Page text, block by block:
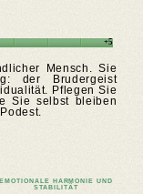
+5
Mensch. Sie
der Brudergeist
Pflegen Sie
Sie selbst bleiben
EMOTIONALE HARMONIE UND
STABILITÄT